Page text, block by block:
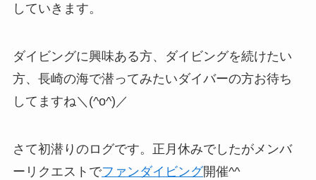
していきます。
ダイビングに興味ある方、ダイビングを続けたい
方、長崎の海で潜ってみたいダイバーの方お待ち
してますね＼(^o^)／
さて初潜りのログです。正月休みでしたがメンバ
ーリクエストでファンダイビング開催^^